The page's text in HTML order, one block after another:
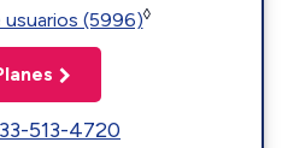
usuarios (5996)◊
513-4720